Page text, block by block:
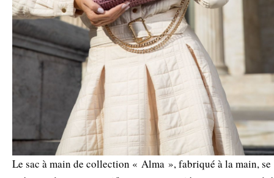
Le sac à main de collection « Alma », fabriqué à la main, se